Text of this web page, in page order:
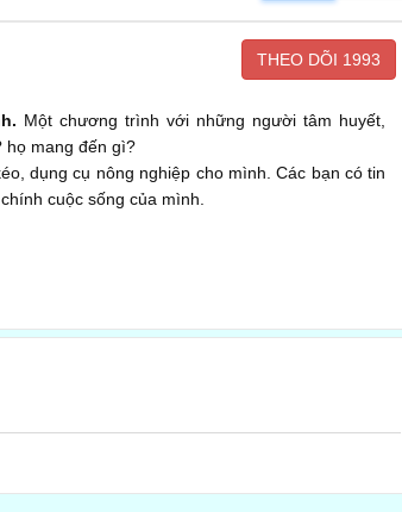
THEO DÕI 1993
Một chương trình với những người tâm huyết,
họ mang đến gì?
dụng cụ nông nghiệp cho mình. Các bạn có tin
cuộc sống của mình.